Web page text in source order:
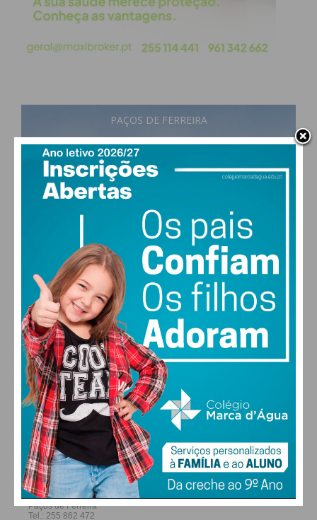
PAÇOS DE FERREIRA
30°
47% humidade
vento: 5m/s O
29 °
SEX
27
SÁB
28
DOM
29
SEG
ALTERAR
FARMACIAS DE SERVIÇO EM PAÇOS DE
FERREIRA